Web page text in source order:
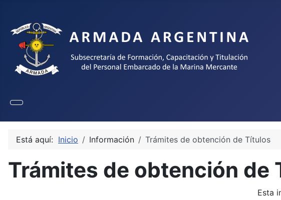
Está aquí: Inicio Información Trámites de obtención de Títulos
Trámites de obtención de
Esta